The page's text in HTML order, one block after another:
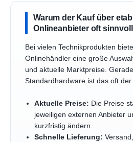
Warum der Kauf über
Onlineanbieter oft
Bei vielen Technikprodukten
Onlinehändler eine große
und aktuelle Marktpreise.
Standardhardware ist das oft
Aktuelle Preise: Die Preise
jeweiligen externen Anbieter
kurzfristig ändern.
Schnelle Lieferung: